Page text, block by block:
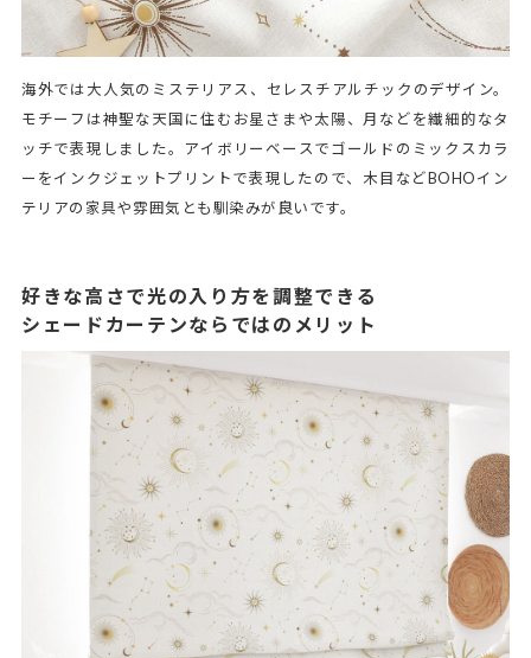
海外では大人気のミステリアス、セレスチアルチックのデザイン。
モチーフは神聖な天国に住むお星さまや太陽、月などを繊細的なタ
ッチで表現しました。アイボリーベースでゴールドのミックスカラ
ーをインクジェットプリントで表現したので、木目などBOHOイン
テリアの家具や雰囲気とも馴染みが良いです。
好きな高さで光の入り方を調整できる
シェードカーテンならではのメリット